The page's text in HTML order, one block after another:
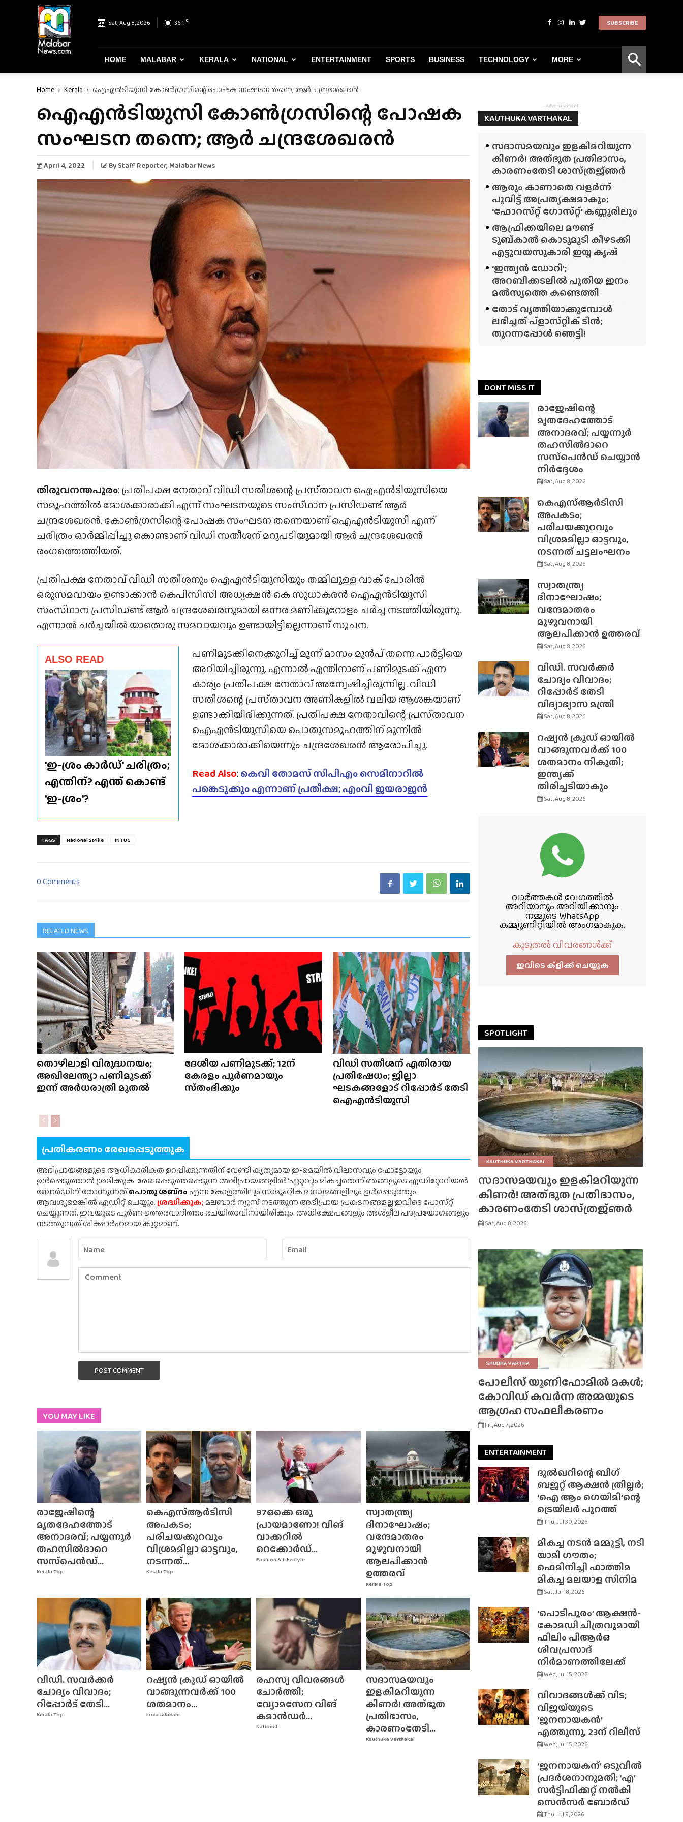
Malabar
News
–
Most
Reliable
Dependable
Portal
Sat, Aug 8, 2026 36.1 C SUBSCRIBE
HOME MALABAR KERALA NATIONAL ENTERTAINMENT SPORTS BUSINESS TECHNOLOGY MORE
Home Kerala ഐഎൻടിയുസി കോൺഗ്രസിന്റെ പോഷക സംഘടന തന്നെ; ആർ ചന്ദ്രശേഖരൻ
ഐഎൻടിയുസി കോൺഗ്രസിന്റെ പോഷക
സംഘടന തന്നെ; ആർ ചന്ദ്രശേഖരൻ
April 4, 2022 By Staff Reporter, Malabar News
തിരുവനന്തപുരം: പ്രതിപക്ഷ നേതാവ് വിഡി സതീശന്റെ പ്രസ്‌താവന ഐഎൻടിയുസിയെ
സമൂഹത്തിൽ മോശക്കാരാക്കി എന്ന് സംഘടനയുടെ സംസ്‌ഥാന പ്രസിഡണ്ട് ആർ
ചന്ദ്രശേഖരൻ. കോൺഗ്രസിന്റെ പോഷക സംഘടന തന്നെയാണ് ഐഎൻടിയുസി എന്ന്
ചരിത്രം ഓർമ്മിപ്പിച്ചു കൊണ്ടാണ് വിഡി സതീശന് മറുപടിയുമായി ആർ ചന്ദ്രശേഖരൻ
രംഗത്തെത്തിയത്.
പ്രതിപക്ഷ നേതാവ് വിഡി സതീശനും ഐഎൻടിയുസിയും തമ്മിലുള്ള വാക് പോരിൽ
ഒരുസമവായം ഉണ്ടാക്കാൻ കെപിസിസി അധ്യക്ഷൻ കെ സുധാകരൻ ഐഎൻടിയുസി
സംസ്‌ഥാന പ്രസിഡണ്ട് ആർ ചന്ദ്രശേഖരനുമായി ഒന്നര മണിക്കൂറോളം ചർച്ച നടത്തിയിരുന്നു.
എന്നാൽ ചർച്ചയിൽ യാതൊരു സമവായവും ഉണ്ടായിട്ടില്ലെന്നാണ് സൂചന.
ALSO READ
'ഇ-ശ്രം കാർഡ്' ചരിത്രം;
എന്തിന്? എന്ത് കൊണ്ട്
'ഇ-ശ്രം'?
പണിമുടക്കിനെക്കുറിച്ച് മൂന്ന് മാസം മുൻപ് തന്നെ പാർട്ടിയെ
അറിയിച്ചിരുന്നു. എന്നാൽ എന്തിനാണ് പണിമുടക്ക് എന്ന
കാര്യം പ്രതിപക്ഷ നേതാവ് അന്വേഷിച്ചിരുന്നില്ല. വിഡി
സതീശന്റെ പ്രസ്‌താവന അണികളിൽ വലിയ ആശങ്കയാണ്
ഉണ്ടാക്കിയിരിക്കുന്നത്. പ്രതിപക്ഷ നേതാവിന്റെ പ്രസ്‌താവന
ഐഎൻടിയുസിയെ പൊതുസമൂഹത്തിന് മുന്നിൽ
മോശക്കാരാക്കിയെന്നും ചന്ദ്രശേഖരൻ ആരോപിച്ചു.
Read Also:കെവി തോമസ് സിപിഎം സെമിനാറിൽ
പങ്കെടുക്കും എന്നാണ് പ്രതീക്ഷ; എംവി ജയരാജൻ
TAGS National Strike INTUC
0 Comments
RELATED NEWS
തൊഴിലാളി വിരുദ്ധനയം;
അഖിലേന്ത്യാ പണിമുടക്ക്
ഇന്ന് അർധരാത്രി മുതൽ
ദേശീയ പണിമുടക്ക്; 12ന്
കേരളം പൂർണമായും
സ്‌തംഭിക്കും
വിഡി സതീശന് എതിരായ
പ്രതിഷേധം; ജില്ലാ
ഘടകങ്ങളോട് റിപ്പോർട് തേടി
ഐഎൻടിയുസി
പ്രതികരണം രേഖപ്പെടുത്തുക
അഭിപ്രായങ്ങളുടെ ആധികാരികത ഉറപ്പിക്കുന്നതിന് വേണ്ടി കൃത്യമായ ഇ-മെയിൽ വിലാസവും ഫോട്ടോയും
ഉൾപ്പെടുത്താൻ ശ്രമിക്കുക. രേഖപ്പെടുത്തപ്പെടുന്ന അഭിപ്രായങ്ങളിൽ 'ഏറ്റവും മികച്ചതെന്ന് ഞങ്ങളുടെ എഡിറ്റോറിയൽ
ബോർഡിന്' തോന്നുന്നത്പൊതു ശബ്‌ദംഎന്ന കോളത്തിലും സാമൂഹിക മാദ്ധ്യമങ്ങളിലും ഉൾപ്പെടുത്തും.
ആവശ്യമെങ്കിൽ എഡിറ്റ് ചെയ്യും.ശ്രദ്ധിക്കുക;മലബാർ ന്യൂസ് നടത്തുന്ന അഭിപ്രായ പ്രകടനങ്ങളല്ല ഇവിടെ പോസ്‌റ്റ്
ചെയ്യുന്നത്. ഇവയുടെ പൂർണ ഉത്തരവാദിത്തം രചയിതാവിനായിരിക്കും. അധിക്ഷേപങ്ങളും അശ്‌ളീല പദപ്രയോഗങ്ങളും
നടത്തുന്നത് ശിക്ഷാർഹമായ കുറ്റമാണ്.
POST COMMENT
YOU MAY LIKE
Kerala Top
രാജേഷിന്റെ
മൃതദേഹത്തോട്
അനാദരവ്; പയ്യന്നൂർ
തഹസിൽദാറെ
സസ്‌പെൻഡ്...
Kerala Top
കെഎസ്ആർടിസി
അപകടം;
പരിചയക്കുറവും
വിശ്രമമില്ലാ ഓട്ടവും,
നടന്നത്...
Fashion & Lifestyle
97ഒക്കെ ഒരു
പ്രായമാണോ! വിങ്
വാക്കറിൽ
റെക്കോർഡ്...
Kerala Top
സ്വാതന്ത്ര്യ
ദിനാഘോഷം;
വന്ദേമാതരം
മുഴുവനായി
ആലപിക്കാൻ
ഉത്തരവ്
Kerala Top
വിഡി. സവർക്കർ
ചോദ്യം വിവാദം;
റിപ്പോർട് തേടി...
Loka Jalakam
റഷ്യൻ ക്രൂഡ് ഓയിൽ
വാങ്ങുന്നവർക്ക് 100
ശതമാനം...
National
രഹസ്യ വിവരങ്ങൾ
ചോർത്തി;
വ്യോമസേന വിങ്‌
കമാൻഡർ...
Kauthuka Varthakal
സദാസമയവും
ഇളകിമറിയുന്ന
കിണർ! അത്‌ഭുത
പ്രതിഭാസം,
കാരണംതേടി...
- Advertisement -
KAUTHUKA VARTHAKAL
സദാസമയവും ഇളകിമറിയുന്ന
കിണർ! അത്‌ഭുത പ്രതിഭാസം,
കാരണംതേടി ശാസ്‌ത്രജ്‌ഞർ
ആരും കാണാതെ വളർന്ന്
പൂവിട്ട് അപ്രത്യക്ഷമാകും;
‘ഫോറസ്‌റ്റ്‌ ഗോസ്‌റ്റ്’ കണ്ണൂരിലും
ആഫ്രിക്കയിലെ മൗണ്ട്
ടുബ്‌കാൽ കൊടുമുടി കീഴടക്കി
എട്ടുവയസുകാരി ഇയ്യ കൃഷ്
‘ഇന്ത്യൻ ഡോറി’;
അറബിക്കടലിൽ പുതിയ ഇനം
മൽസ്യത്തെ കണ്ടെത്തി
തോട് വൃത്തിയാക്കുമ്പോൾ
ലഭിച്ചത് പ്‌ളാസ്‌റ്റിക് ടിൻ;
തുറന്നപ്പോൾ ഞെട്ടി!
DONT MISS IT
രാജേഷിന്റെ
മൃതദേഹത്തോട്
അനാദരവ്; പയ്യന്നൂർ
തഹസിൽദാറെ
സസ്‌പെൻഡ് ചെയ്യാൻ
നിർദ്ദേശം
Sat, Aug 8, 2026
കെഎസ്ആർടിസി
അപകടം;
പരിചയക്കുറവും
വിശ്രമമില്ലാ ഓട്ടവും,
നടന്നത് ചട്ടലംഘനം
Sat, Aug 8, 2026
സ്വാതന്ത്ര്യ
ദിനാഘോഷം;
വന്ദേമാതരം
മുഴുവനായി
ആലപിക്കാൻ ഉത്തരവ്
Sat, Aug 8, 2026
വിഡി. സവർക്കർ
ചോദ്യം വിവാദം;
റിപ്പോർട് തേടി
വിദ്യാഭ്യാസ മന്ത്രി
Sat, Aug 8, 2026
റഷ്യൻ ക്രൂഡ് ഓയിൽ
വാങ്ങുന്നവർക്ക് 100
ശതമാനം നികുതി;
ഇന്ത്യക്ക്
തിരിച്ചടിയാകും
Sat, Aug 8, 2026
വാർത്തകൾ വേഗത്തിൽ
അറിയാനും അറിയിക്കാനും
നമ്മുടെ WhatsApp
കമ്മ്യൂണിറ്റിയിൽ അംഗമാകുക.
കൂടുതൽ വിവരങ്ങൾക്ക്
ഇവിടെ ക്ളിക്ക്‌ ചെയ്യുക
SPOTLIGHT
KAUTHUKA VARTHAKAL
സദാസമയവും ഇളകിമറിയുന്ന
കിണർ! അത്‌ഭുത പ്രതിഭാസം,
കാരണംതേടി ശാസ്‌ത്രജ്‌ഞർ
Sat, Aug 8, 2026
SHUBHA VARTHA
പോലീസ് യൂണിഫോമിൽ മകൾ;
കോവിഡ് കവർന്ന അമ്മയുടെ
ആഗ്രഹ സഫലീകരണം
Fri, Aug 7, 2026
ENTERTAINMENT
ദുൽഖറിന്റെ ബിഗ്
ബജറ്റ് ആക്ഷൻ ത്രില്ലർ;
‘ഐ ആം ഗെയിമി’ന്റെ
ട്രെയിലർ പുറത്ത്
Thu, Jul 30, 2026
മികച്ച നടൻ മമ്മൂട്ടി, നടി
യാമി ഗൗതം;
ഫെമിനിച്ചി ഫാത്തിമ
മികച്ച മലയാള സിനിമ
Sat, Jul 18, 2026
‘പൊടിപൂരം’ ആക്ഷൻ-
കോമഡി ചിത്രവുമായി
ഫിലിം പിആർഒ
ശിവപ്രസാദ്
നിർമാണത്തിലേക്ക്
Wed, Jul 15, 2026
വിവാദങ്ങൾക്ക് വിട;
വിജയ്‌യുടെ
‘ജനനായകൻ’
എത്തുന്നു, 23ന് റിലീസ്
Wed, Jul 15, 2026
‘ജനനായകന്’ ഒടുവിൽ
പ്രദർശനാനുമതി; ‘എ’
സർട്ടിഫിക്കറ്റ് നൽകി
സെൻസർ ബോർഡ്
Thu, Jul 9, 2026